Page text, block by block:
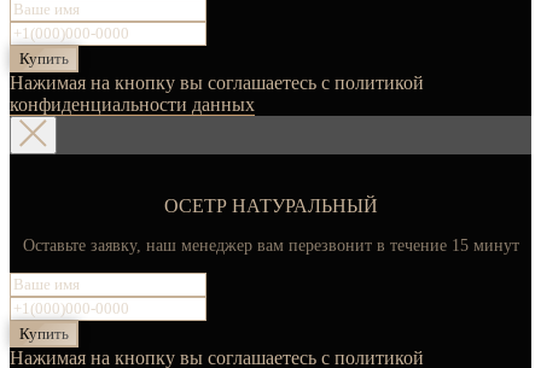
Купить
Нажимая на кнопку вы соглашаетесь с политикой
конфиденциальности данных
ОСЕТР НАТУРАЛЬНЫЙ
Оставьте заявку, наш менеджер вам перезвонит в течение 15 минут
Купить
Нажимая на кнопку вы соглашаетесь с политикой